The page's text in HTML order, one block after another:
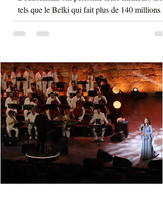
Guidé par le chef du groupe Mustafa Yavuz,
Dedublüman ont performé leurs meilleurs
font la gloire mondiale actuelle de cette bande.
musique de Dedublüman reflète bel et bien
l'identité turque, trouvant harmonieusement sa
place entre les civilisations orientale et
occidentale. Le son de la clarinette est à
d'un cri d'un loup sur les montagnes.
Dédublüm